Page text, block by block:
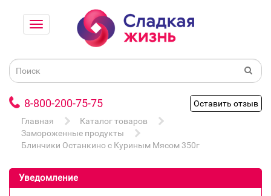
8-800-200-75-75
Оставить отзыв
Главная
Каталог товаров
Замороженные продукты
Блинчики Останкино с Куриным Мясом 350г
Уведомление